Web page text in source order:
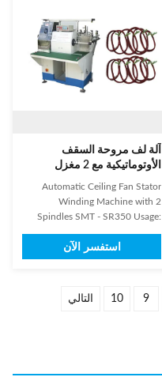
آلة لف مروحة السقف
الأوتوماتيكية مع 2 مغزل
Automatic Ceiling Fan Stator
Winding Machine with 2
Spindles SMT - SR350 Usage:
stator of the series motor,
electrical tools motor and AC
Applies mechanical linkage
synchronic structure, imported
استفسر الآن
9
10 التالي